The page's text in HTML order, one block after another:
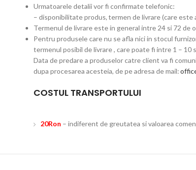
Urmatoarele detalii vor fi confirmate telefonic:
– disponibilitate produs, termen de livrare (care
Termenul de livrare este in general intre 24 si 72 de
Pentru produsele care nu se afla nici in stocul
termenul posibil de livrare , care poate fi intre 1 – 10
Data de predare a produselor catre client va fi
dupa procesarea acesteia, de pe adresa de mail:
COSTUL TRANSPORTULUI
20Ron – indiferent de greutatea si valoarea